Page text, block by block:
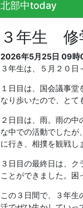
北部中today
３年生 修
2026年5月25日 09時
３年生は、５月２０日
１日目は、国会議事
なり歩いたので、とて
２日目は、雨。雨の
な中での活動でしたが
に行き、相撲を観戦し
３日目の最終日は、
ことができました。困
この３日間で、３年